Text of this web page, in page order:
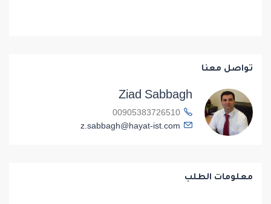
تواصل معنا
Ziad Sabbagh
z.sabbagh@hayat-ist.com
معلومات الطلب